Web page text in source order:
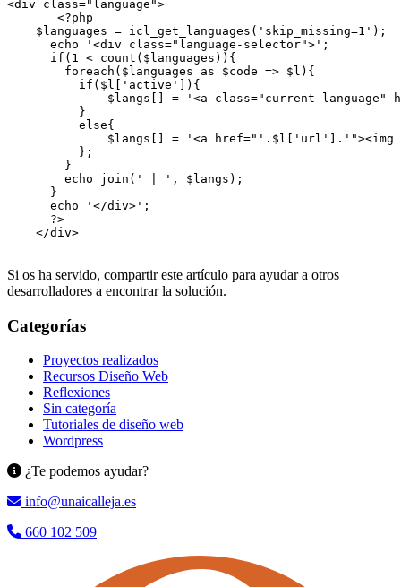
<div class="language">
       <?php
    $languages = icl_get_languages('skip_missing=1');
      echo '<div class="language-selector">';
      if(1 < count($languages)){
        foreach($languages as $code => $l){
          if($l['active']){
$langs[] = '<a class="current-language"
          }
          else{
$langs[] = '<a
          };
        }
        echo join(' | ', $langs);
      }
      echo '</div>';
      ?>
    </div>
Si os ha servido, compartir este artículo para ayudar a otros
desarrolladores a encontrar la solución.
Categorías
Proyectos realizados
Recursos Diseño Web
Reflexiones
Sin categoría
Tutoriales de diseño web
Wordpress
¿Te podemos ayudar?
info@unaicalleja.es
660 102 509